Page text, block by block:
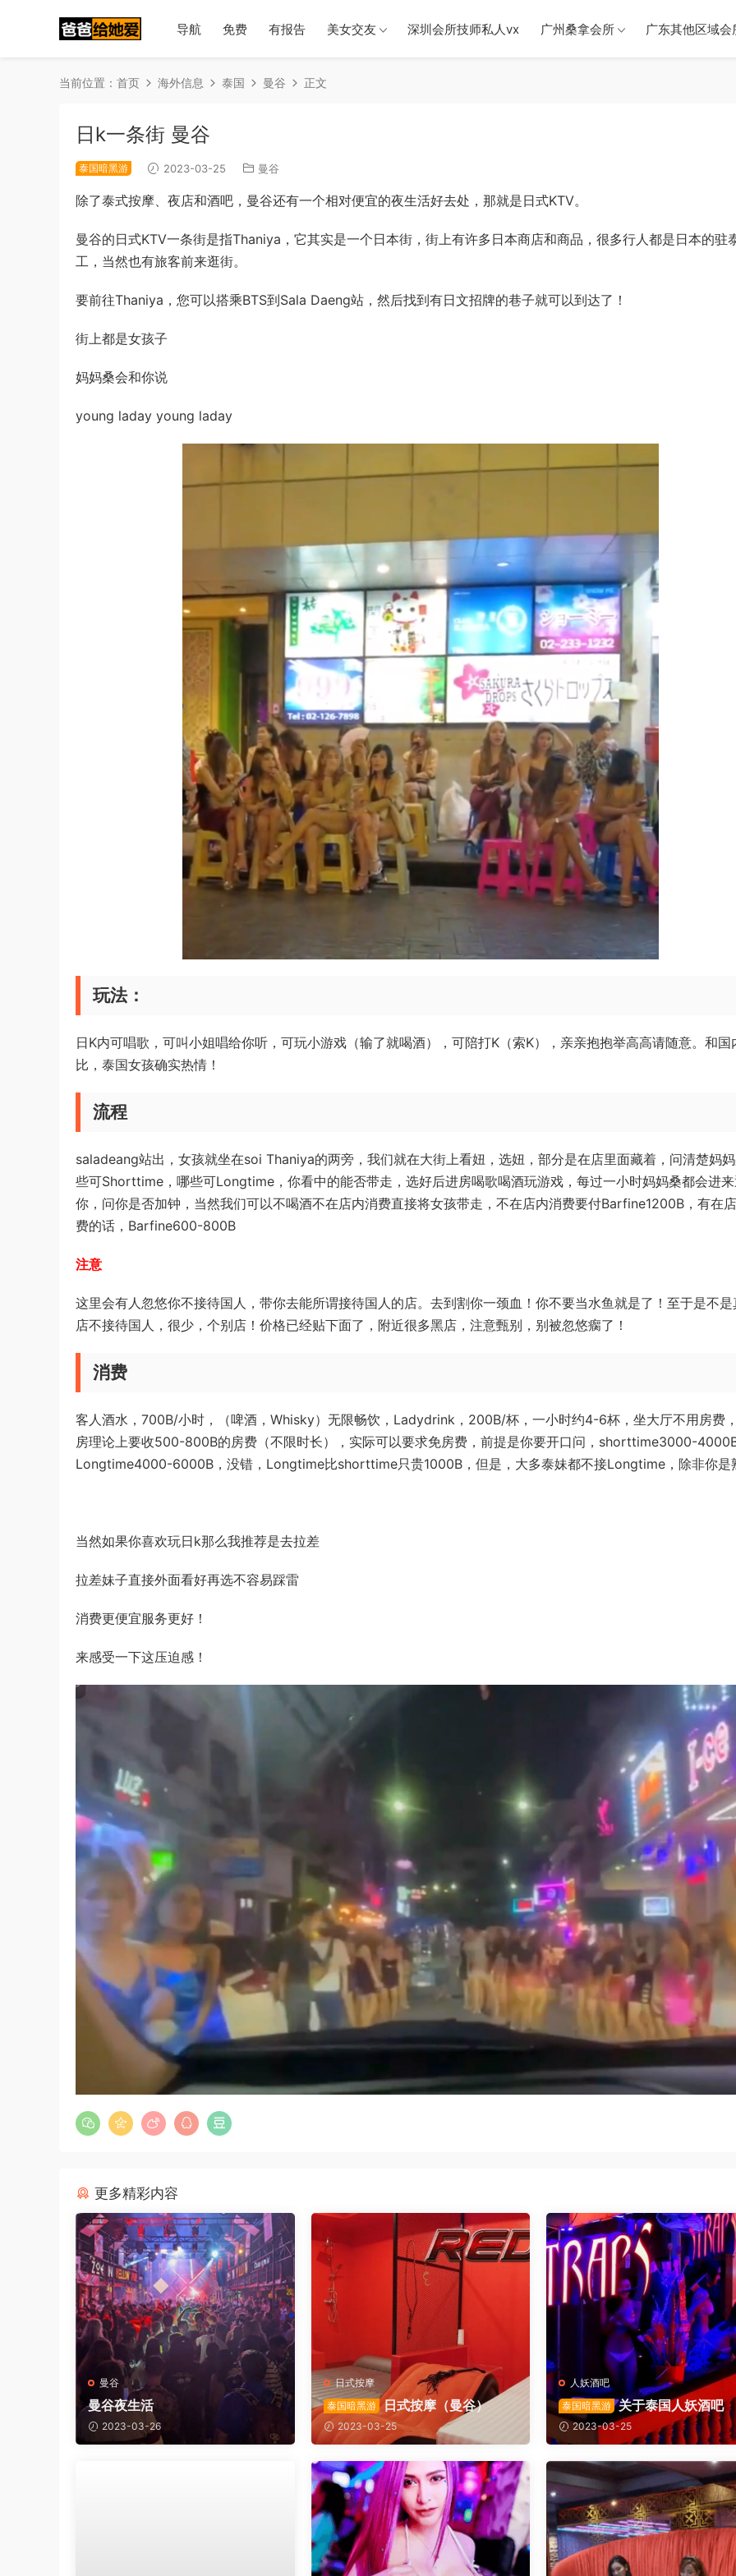
导航 免费 有报告 美女交友 深圳会所技师私人vx 广州桑拿会所 广东其他区域会
当前位置： 首页 海外信息 泰国 曼谷 正文
日k一条街 曼谷
泰国暗黑游 2023-03-25 曼谷
除了泰式按摩、夜店和酒吧，曼谷还有一个相对便宜的夜生活好去处，那就是日式KTV。
曼谷的日式KTV一条街是指Thaniya，它其实是一个日本街，街上有许多日本商店和商品，很多行人都是日本的驻
工，当然也有旅客前来逛街。
要前往Thaniya，您可以搭乘BTS到Sala Daeng站，然后找到有日文招牌的巷子就可以到达了！
街上都是女孩子
妈妈桑会和你说
young laday young laday
玩法：
日K内可唱歌，可叫小姐唱给你听，可玩小游戏（输了就喝酒），可陪打K（索K），亲亲抱抱举高高请随意。和国
比，泰国女孩确实热情！
流程
saladeang站出，女孩就坐在soi Thaniya的两旁，我们就在大街上看妞，选妞，部分是在店里面藏着，问清楚妈
些可Shorttime，哪些可Longtime，你看中的能否带走，选好后进房喝歌喝酒玩游戏，每过一小时妈妈桑都会进
你，问你是否加钟，当然我们可以不喝酒不在店内消费直接将女孩带走，不在店内消费要付Barfine1200B，有在
费的话，Barfine600-800B
注意
这里会有人忽悠你不接待国人，带你去能所谓接待国人的店。去到割你一颈血！你不要当水鱼就是了！至于是不是
店不接待国人，很少，个别店！价格已经贴下面了，附近很多黑店，注意甄别，别被忽悠瘸了！
消费
客人酒水，700B/小时，（啤酒，Whisky）无限畅饮，Ladydrink，200B/杯，一小时约4-6杯，坐大厅不用房费
房理论上要收500-800B的房费（不限时长），实际可以要求免房费，前提是你要开口问，shorttime3000-
Longtime4000-6000B，没错，Longtime比shorttime只贵1000B，但是，大多泰妹都不接Longtime，除非你是
当然如果你喜欢玩日k那么我推荐是去拉差
拉差妹子直接外面看好再选不容易踩雷
消费更便宜服务更好！
来感受一下这压迫感！
更多精彩内容
曼谷
曼谷夜生活
2023-03-26
日式按摩
泰国暗黑游
日式按摩（曼谷）
2023-03-25
人妖酒吧
泰国暗黑游
关于泰国人妖酒吧
2023-03-25